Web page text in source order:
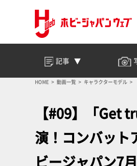
記事
HOME 動画一覧 キャラクターモデル
【#09】「Get
演！コンバット
ビージャパン7